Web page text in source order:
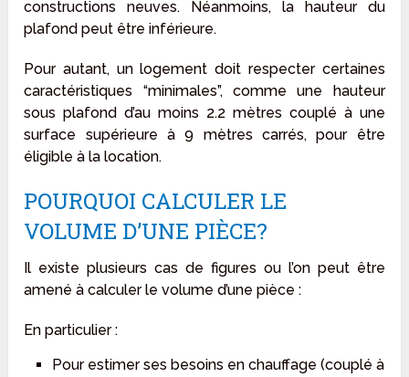
constructions neuves. Néanmoins, la hauteur du
plafond peut être inférieure.
Pour autant, un logement doit respecter certaines
caractéristiques “minimales”, comme une hauteur
sous plafond d’au moins 2.2 mètres couplé à une
surface supérieure à 9 mètres carrés, pour être
éligible à la location.
POURQUOI CALCULER LE
VOLUME D’UNE PIÈCE?
Il existe plusieurs cas de figures ou l’on peut être
amené à calculer le volume d’une pièce :
En particulier :
Pour estimer ses besoins en chauffage (couplé à